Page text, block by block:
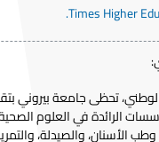
Times Higher
تحظى جامعة بيروني
الرائدة في العلوم
الأسنان، والصيدلة،